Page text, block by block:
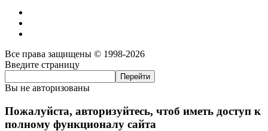
Все права защищены © 1998-2026
Введите страницу
Вы не авторизованы
Пожалуйста, авторизуйтесь, чтоб иметь доступ к
полному функционалу сайта